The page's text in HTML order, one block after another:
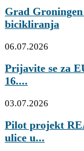
Grad
bicikliranja
06.07.2026
Prijavite se za
16....
03.07.2026
Pilot projekt
ulice u...